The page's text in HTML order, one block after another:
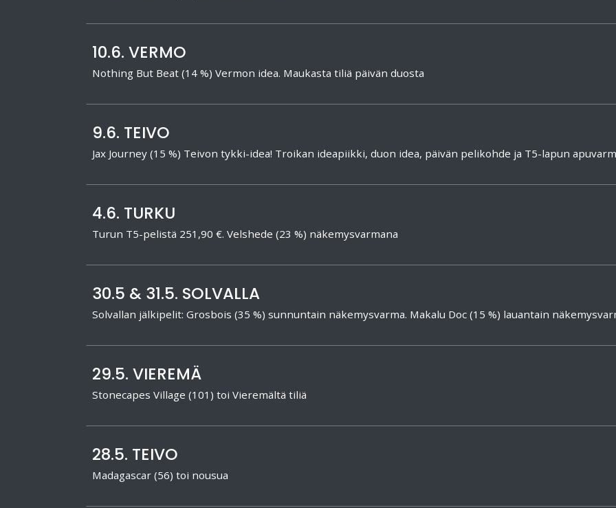
10.6. VERMO
Nothing But Beat (14 %) Vermon idea. Maukasta tiliä päivän duosta
9.6. TEIVO
Jax Journey (15 %) Teivon tykki-idea! Troikan ideapiikki, duon idea, päivän pelikohde ja T5-lapun
4.6. TURKU
Turun T5-pelistä 251,90 €. Velshede (23 %) näkemysvarmana
30.5 & 31.5. SOLVALLA
Solvallan jälkipelit: Grosbois (35 %) sunnuntain näkemysvarma. Makalu Doc (15 %) lauantain
29.5. VIEREMÄ
Stonecapes Village (101) toi Vieremältä tiliä
28.5. TEIVO
Madagascar (56) toi nousua